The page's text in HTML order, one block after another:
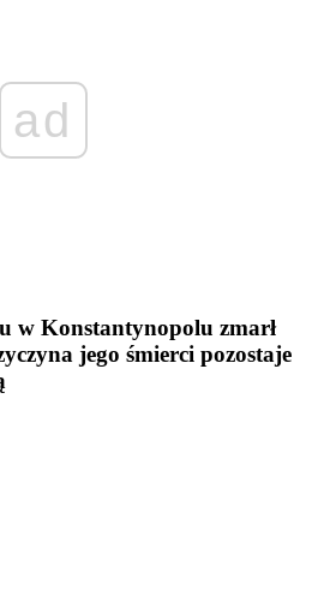
ad
w Konstantynopolu zmarł
jego śmierci pozostaje